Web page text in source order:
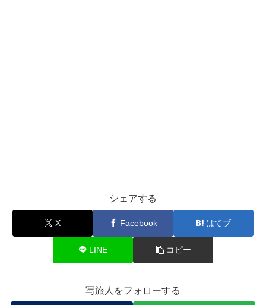
シェアする
X Facebook はてブ
LINE コピー
写旅人をフォローする